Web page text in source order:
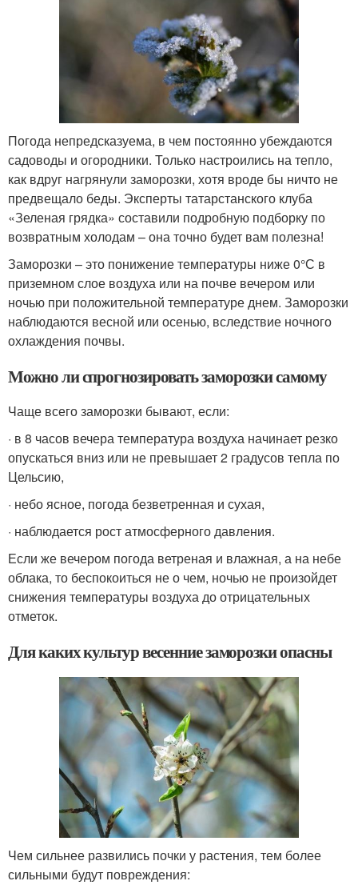
Погода непредсказуема, в чем постоянно убеждаются
садоводы и огородники. Только настроились на тепло,
как вдруг нагрянули заморозки, хотя вроде бы ничто не
предвещало беды. Эксперты татарстанского клуба
«Зеленая грядка» составили подробную подборку по
возвратным холодам – она точно будет вам полезна!
Заморозки – это понижение температуры ниже 0°С в
приземном слое воздуха или на почве вечером или
ночью при положительной температуре днем. Заморозки
наблюдаются весной или осенью, вследствие ночного
охлаждения почвы.
Можно ли спрогнозировать заморозки самому
Чаще всего заморозки бывают, если:
· в 8 часов вечера температура воздуха начинает резко
опускаться вниз или не превышает 2 градусов тепла по
Цельсию,
· небо ясное, погода безветренная и сухая,
· наблюдается рост атмосферного давления.
Если же вечером погода ветреная и влажная, а на небе
облака, то беспокоиться не о чем, ночью не произойдет
снижения температуры воздуха до отрицательных
отметок.
Для каких культур весенние заморозки опасны
Чем сильнее развились почки у растения, тем более
сильными будут повреждения: